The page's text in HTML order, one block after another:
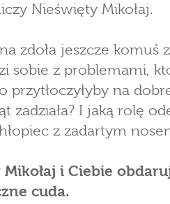
Nieświęty Mikołaj.
zdoła jeszcze komuś
sobie z problemami,
przytłoczyłyby na
zadziała? I jaką rolę
z zadartym
i Ciebie
cuda.